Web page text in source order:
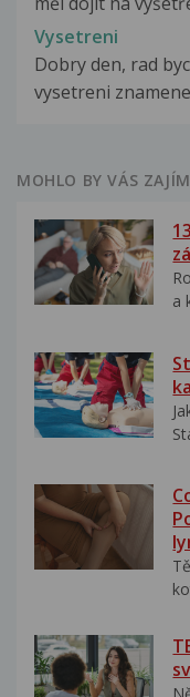
Vysetreni
Dobry den, rad
vysetreni
MOHLO BY VÁS
a